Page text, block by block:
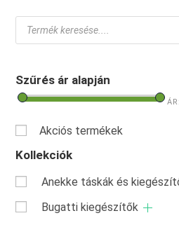
Products
search
Szűrés ár alapján
ÁR:
Akciós termékek
Kollekciók
Anekke táskák és
Bugatti kiegészítők